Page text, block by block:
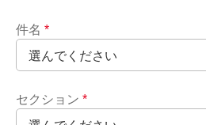
件名 *
セクション *